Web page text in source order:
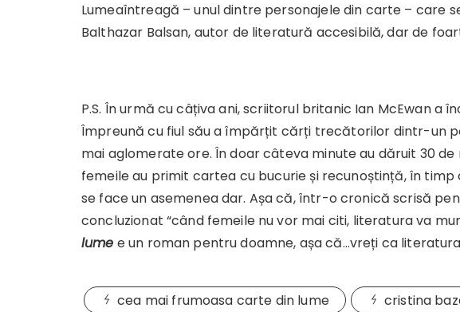
Lumeaîntreagă – unul dintre personajele din carte – care
Balthazar Balsan, autor de literatură accesibilă, dar de
P.S. În urmă cu câțiva ani, scriitorul britanic Ian McEwan a
Împreună cu fiul său a împărțit cărți trecătorilor dintr-un
mai aglomerate ore. În doar câteva minute au dăruit 30
femeile au primit cartea cu bucurie și recunoștință, în
se face un asemenea dar. Așa că, într-o cronică scrisă
concluzionat “când femeile nu vor mai citi, literatura va
lume e un roman pentru doamne, așa că…vreți ca
cea mai frumoasa carte din lume
cristina